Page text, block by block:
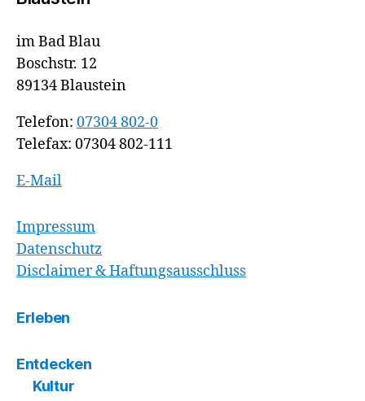
im Bad Blau
Boschstr. 12
89134 Blaustein
Telefon: 07304 802-0
Telefax: 07304 802-111
E-Mail
Impressum
Datenschutz
Disclaimer & Haftungsausschluss
Erleben
Entdecken
Kultur